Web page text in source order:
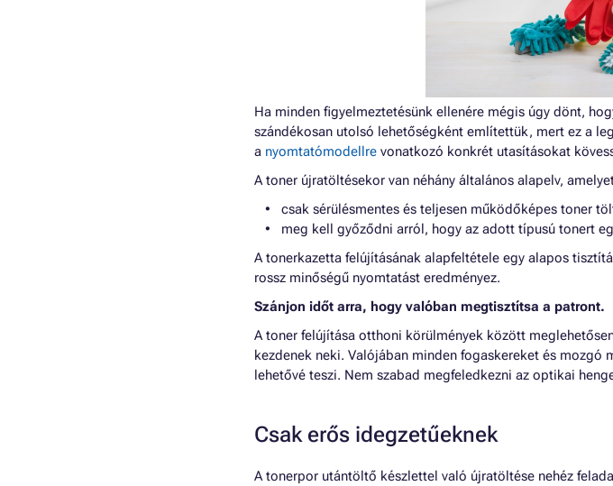
Ha minden figyelmeztetésünk ellenére mégis úgy dönt,
szándékosan utolsó lehetőségként említettük, mert ez a
a nyomtatómodellre vonatkozó konkrét utasításokat
A toner újratöltésekor van néhány általános alapelv,
csak sérülésmentes és teljesen működőképes toner
meg kell győződni arról, hogy az adott típusú tonert
A tonerkazetta felújításának alapfeltétele egy alapos
rossz minőségű nyomtatást eredményez.
Szánjon időt arra, hogy valóban megtisztítsa a patront.
A toner felújítása otthoni körülmények között
kezdenek neki. Valójában minden fogaskereket és
lehetővé teszi. Nem szabad megfeledkezni az optikai
Csak erős idegzetűeknek
A tonerpor utántöltő készlettel való újratöltése nehéz